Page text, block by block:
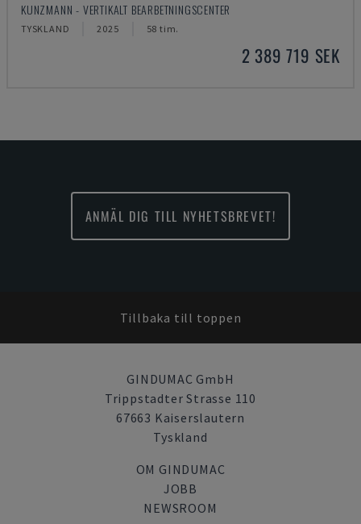
KUNZMANN - VERTIKALT BEARBETNINGSCENTER
TYSKLAND 2025 58 tim.
2 389 719 SEK
ANMÄL DIG TILL NYHETSBREVET!
Tillbaka till toppen
GINDUMAC GmbH
Trippstadter Strasse 110
67663 Kaiserslautern
Tyskland
OM GINDUMAC
JOBB
NEWSROOM